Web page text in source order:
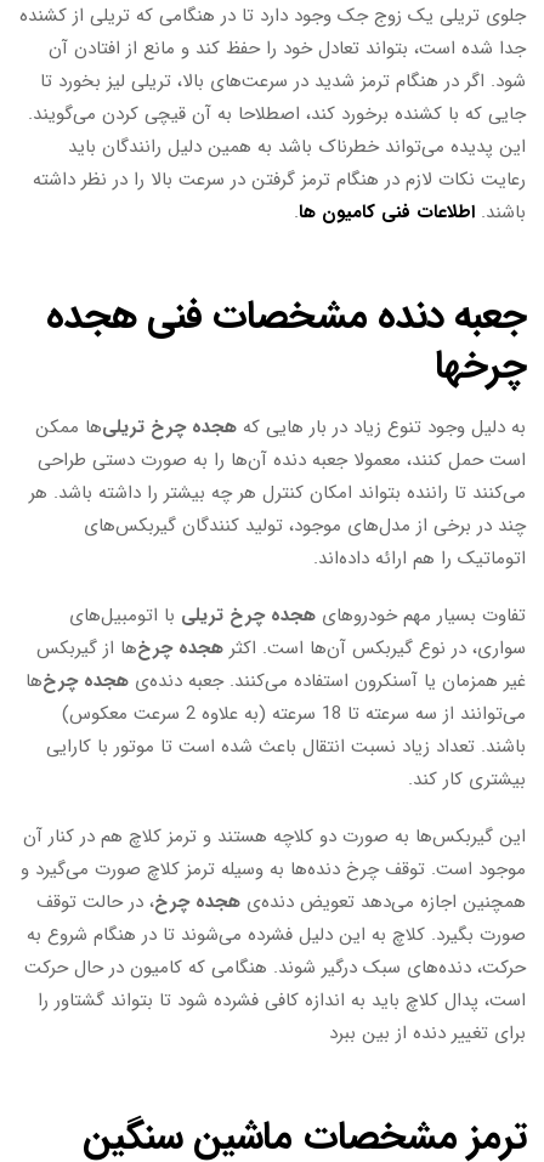
جلوی تریلی یک زوج جک وجود دارد تا در هنگامی که تریلی از کشنده
جدا شده است، بتواند تعادل خود را حفظ کند و مانع از افتادن آن
شود. اگر در هنگام ترمز شدید در سرعت‌های بالا، تریلی لیز بخورد تا
جایی که با کشنده برخورد کند، اصطلاحا به آن قیچی کردن می‌گویند.
این پدیده می‌تواند خطرناک باشد به همین دلیل رانندگان باید
رعایت نکات لازم در هنگام ترمز گرفتن در سرعت بالا را در نظر داشته
باشند. اطلاعات فنی کامیون ها.
جعبه دنده مشخصات فنی هجده
چرخها
به دلیل وجود تنوع زیاد در بار هایی که هجده چرخ تریلی‌ها ممکن
است حمل کنند، معمولا جعبه دنده آن‌ها را به صورت دستی طراحی
می‌کنند تا راننده بتواند امکان کنترل هر چه بیشتر را داشته باشد. هر
چند در برخی از مدل‌های موجود، تولید کنندگان گیربکس‌های
اتوماتیک را هم ارائه داده‌اند.
تفاوت بسیار مهم خودرو‌های هجده چرخ تریلی با اتومبیل‌های
سواری، در نوع گیربکس آن‌ها است. اکثر هجده چرخ‌ها از گیربکس
غیر همزمان یا آسنکرون استفاده می‌کنند. جعبه دنده‌ی هجده چرخ‌ها
می‌توانند از سه سرعته تا 18 سرعته (به علاوه 2 سرعت معکوس)
باشند. تعداد زیاد نسبت انتقال باعث شده است تا موتور با کارایی
بیشتری کار کند.
این گیربکس‌ها به صورت دو کلاچه هستند و ترمز کلاچ هم در کنار آن
موجود است. توقف چرخ دنده‌ها به وسیله ترمز کلاچ صورت می‌گیرد و
همچنین اجازه می‌دهد تعویض دنده‌ی هجده چرخ، در حالت توقف
صورت بگیرد. کلاچ به این دلیل فشرده می‌شوند تا در هنگام شروع به
حرکت، دنده‌های سبک درگیر شوند. هنگامی که کامیون در حال حرکت
است، پدال کلاچ باید به اندازه کافی فشرده شود تا بتواند گشتاور را
برای تغییر دنده از بین ببرد
ترمز مشخصات ماشین سنگین